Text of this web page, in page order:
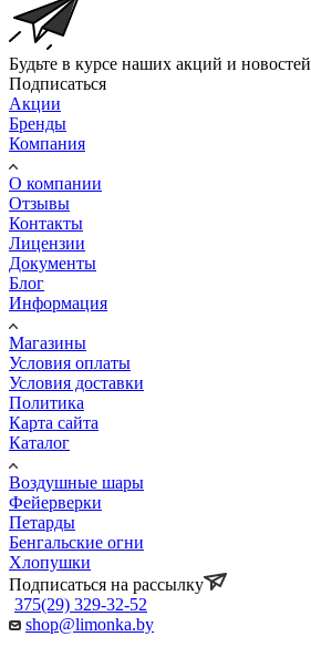
Будьте в курсе наших акций и новостей
Подписаться
Акции
Бренды
Компания
О компании
Отзывы
Контакты
Лицензии
Документы
Блог
Информация
Магазины
Условия оплаты
Условия доставки
Политика
Карта сайта
Каталог
Воздушные шары
Фейерверки
Петарды
Бенгальские огни
Хлопушки
Подписаться на рассылку
375(29) 329-32-52
shop@limonka.by